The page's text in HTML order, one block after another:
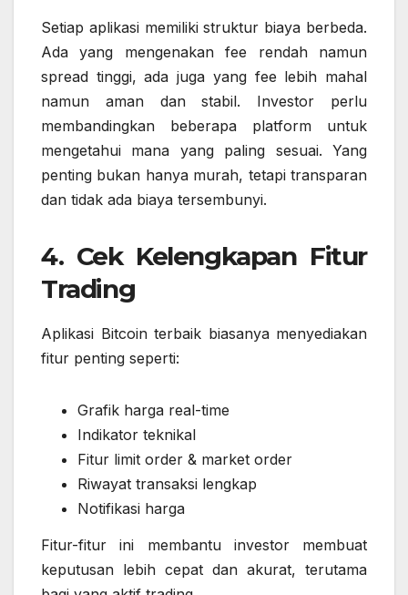
Setiap aplikasi memiliki struktur biaya berbeda.
Ada yang mengenakan fee rendah namun
spread tinggi, ada juga yang fee lebih mahal
namun aman dan stabil. Investor perlu
membandingkan beberapa platform untuk
mengetahui mana yang paling sesuai. Yang
penting bukan hanya murah, tetapi transparan
dan tidak ada biaya tersembunyi.
4. Cek Kelengkapan Fitur
Trading
Aplikasi Bitcoin terbaik biasanya menyediakan
fitur penting seperti:
Grafik harga real-time
Indikator teknikal
Fitur limit order & market order
Riwayat transaksi lengkap
Notifikasi harga
Fitur-fitur ini membantu investor membuat
keputusan lebih cepat dan akurat, terutama